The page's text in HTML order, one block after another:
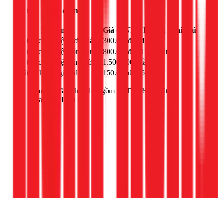
Dò tìm chập điện
Hạng mục Giá (VNĐ) Đơn vị
Ghi chú
Dò tìm chập điện đơn giản
300.000đ 45 phút
Dò tìm chập điện tổng quan
800.000đ 120 phút
Dò tìm chập điện âm tường
1.500.000đ lần
Phát sinh thời gian dò
150.000đ 60 phút
Lưu ý:
Giá chưa bao gồm VAT 10% và vật tư
thay thế. Liên hệ